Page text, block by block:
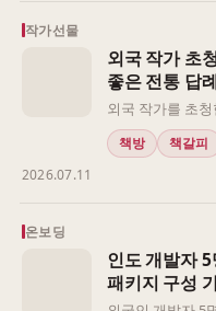
작가선물
외국 작가 초
좋은 전통 답
외국 작가를 초
크면 부담스럽고
질 수 있습니다.
책방 책갈피
2026.07.11
온보딩
인도 개발자
패키지 구성